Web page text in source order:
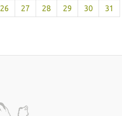
26 27 28 29 30
31